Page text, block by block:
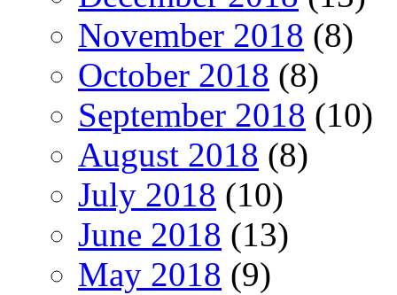
November 2018 (8)
October 2018 (8)
September 2018 (10)
August 2018 (8)
July 2018 (10)
June 2018 (13)
May 2018 (9)